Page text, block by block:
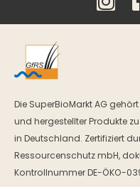
Die SuperBioMarkt AG
und hergestellter Produkte
in Deutschland. Zertifiziert
Ressourcenschutz mbH,
Kontrollnummer DE-ÖKO-